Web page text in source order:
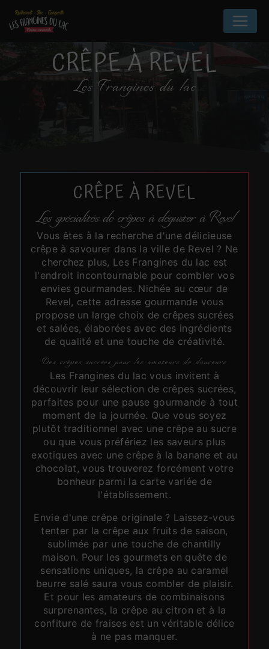
CRÊPE À REVEL
Les Frangines du lac
CRÊPE À REVEL
Les spécialités de crêpes à déguster à Revel
Vous êtes à la recherche d'une délicieuse
crêpe à savourer dans la ville de Revel ? Ne
cherchez plus, Les Frangines du lac est
l'endroit incontournable pour combler vos
envies gourmandes. Nichée au cœur de
Revel, cette adresse gourmande vous
propose un large choix de crêpes sucrées
et salées, élaborées avec des ingrédients
de qualité et une touche de créativité.
Des crêpes sucrées pour les amateurs de douceurs
Les Frangines du lac vous invitent à
découvrir leur sélection de crêpes sucrées,
parfaites pour une pause gourmande à tout
moment de la journée. Que vous soyez
plutôt traditionnel avec une crêpe au sucre
ou que vous préfériez les saveurs plus
exotiques avec une crêpe à la banane et au
chocolat, vous trouverez forcément votre
bonheur parmi la carte variée de
l'établissement.
Envie d'une crêpe originale ? Laissez-vous
tenter par la crêpe aux fruits de saison,
sublimée par une touche de chantilly
maison. Pour les gourmets en quête de
sensations uniques, la crêpe au caramel
beurre salé saura vous combler de plaisir.
Et pour les amateurs de combinaisons
surprenantes, la crêpe au citron et à la
confiture de fraises est un véritable délice
à ne pas manquer.
Panneau de gestion des cookies